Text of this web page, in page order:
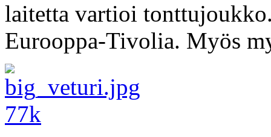
laitetta vartioi
Eurooppa-Tivolia. Myös